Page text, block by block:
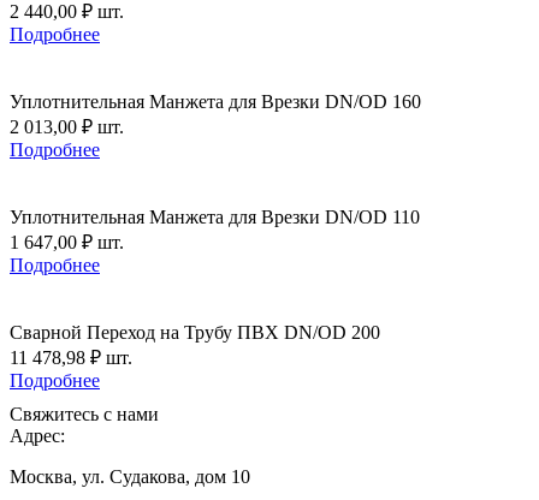
2 440,00 ₽ шт.
Подробнее
Уплотнительная Манжета для Врезки DN/OD 160
2 013,00 ₽ шт.
Подробнее
Уплотнительная Манжета для Врезки DN/OD 110
1 647,00 ₽ шт.
Подробнее
Сварной Переход на Трубу ПВХ DN/OD 200
11 478,98 ₽ шт.
Подробнее
Свяжитесь с нами
Адрес:
Москва, ул. Судакова, дом 10